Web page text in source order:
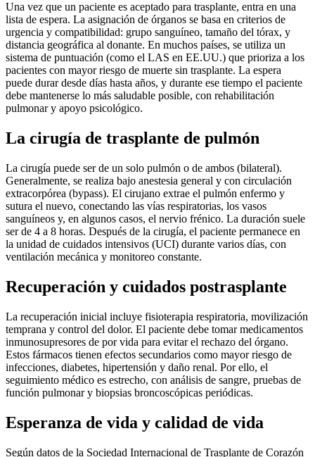
Una vez que un paciente es aceptado para trasplante, entra en una
lista de espera. La asignación de órganos se basa en criterios de
urgencia y compatibilidad: grupo sanguíneo, tamaño del tórax, y
distancia geográfica al donante. En muchos países, se utiliza un
sistema de puntuación (como el LAS en EE.UU.) que prioriza a los
pacientes con mayor riesgo de muerte sin trasplante. La espera
puede durar desde días hasta años, y durante ese tiempo el paciente
debe mantenerse lo más saludable posible, con rehabilitación
pulmonar y apoyo psicológico.
La cirugía de trasplante de pulmón
La cirugía puede ser de un solo pulmón o de ambos (bilateral).
Generalmente, se realiza bajo anestesia general y con circulación
extracorpórea (bypass). El cirujano extrae el pulmón enfermo y
sutura el nuevo, conectando las vías respiratorias, los vasos
sanguíneos y, en algunos casos, el nervio frénico. La duración suele
ser de 4 a 8 horas. Después de la cirugía, el paciente permanece en
la unidad de cuidados intensivos (UCI) durante varios días, con
ventilación mecánica y monitoreo constante.
Recuperación y cuidados postrasplante
La recuperación inicial incluye fisioterapia respiratoria, movilización
temprana y control del dolor. El paciente debe tomar medicamentos
inmunosupresores de por vida para evitar el rechazo del órgano.
Estos fármacos tienen efectos secundarios como mayor riesgo de
infecciones, diabetes, hipertensión y daño renal. Por ello, el
seguimiento médico es estrecho, con análisis de sangre, pruebas de
función pulmonar y biopsias broncoscópicas periódicas.
Esperanza de vida y calidad de vida
Según datos de la Sociedad Internacional de Trasplante de Corazón